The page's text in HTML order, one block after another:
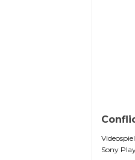
Videospiel
Sony